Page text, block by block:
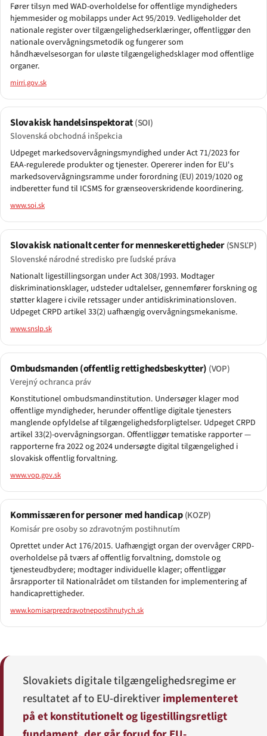
Fører tilsyn med WAD-overholdelse for offentlige myndigheders
hjemmesider og mobilapps under Act 95/2019. Vedligeholder det
nationale register over tilgængelighedserklæringer, offentliggør den
nationale overvågningsmetodik og fungerer som
håndhævelsesorgan for uløste tilgængelighedsklager mod offentlige
organer.
mirri.gov.sk
Slovakisk handelsinspektorat(SOI)
Slovenská obchodná inšpekcia
Udpeget markedsovervågningsmyndighed under Act 71/2023 for
EAA-regulerede produkter og tjenester. Opererer inden for EU's
markedsovervågningsramme under forordning (EU) 2019/1020 og
indberetter fund til ICSMS for grænseoverskridende koordinering.
www.soi.sk
Slovakisk nationalt center for menneskerettigheder(SNSĽP)
Slovenské národné stredisko pre ľudské práva
Nationalt ligestillingsorgan under Act 308/1993. Modtager
diskriminationsklager, udsteder udtalelser, gennemfører forskning og
støtter klagere i civile retssager under antidiskriminationsloven.
Udpeget CRPD artikel 33(2) uafhængig overvågningsmekanisme.
www.snslp.sk
Ombudsmanden (offentlig rettighedsbeskytter) (VOP)
Verejný ochranca práv
Konstitutionel ombudsmandinstitution. Undersøger klager mod
offentlige myndigheder, herunder offentlige digitale tjenesters
manglende opfyldelse af tilgængelighedsforpligtelser. Udpeget CRPD
artikel 33(2)-overvågningsorgan. Offentliggør tematiske rapporter —
rapporterne fra 2022 og 2024 undersøgte digital tilgængelighed i
slovakisk offentlig forvaltning.
www.vop.gov.sk
Kommissæren for personer med handicap(KOZP)
Komisár pre osoby so zdravotným postihnutím
Oprettet under Act 176/2015. Uafhængigt organ der overvåger CRPD-
overholdelse på tværs af offentlig forvaltning, domstole og
tjenesteudbydere; modtager individuelle klager; offentliggør
årsrapporter til Nationalrådet om tilstanden for implementering af
handicaprettigheder.
www.komisarprezdravotnepostihnutych.sk
Slovakiets digitale tilgængelighedsregime er
resultatet af to EU-direktiverimplementeret
på et konstitutionelt og ligestillingsretligt